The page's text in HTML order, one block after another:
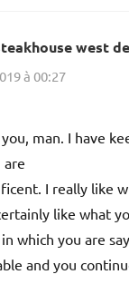
west
à 00:27
man. I have
I really like
like what
which you are
and you